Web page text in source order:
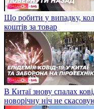
Що робити у випадку,
коштів за товар
В Китаї знову спалах
новорічну ніч не